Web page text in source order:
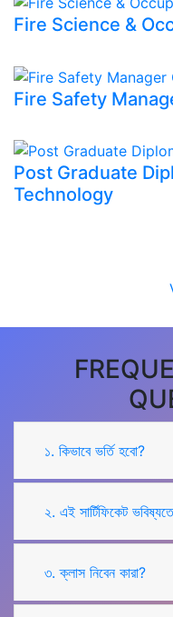
Fire Science &
Fire Safety
Post Graduate
Technology
১. কিভাবে ভর্তি হবো?
২. এই সার্টিফিকেট
৩. ক্লাস নিবেন কারা?